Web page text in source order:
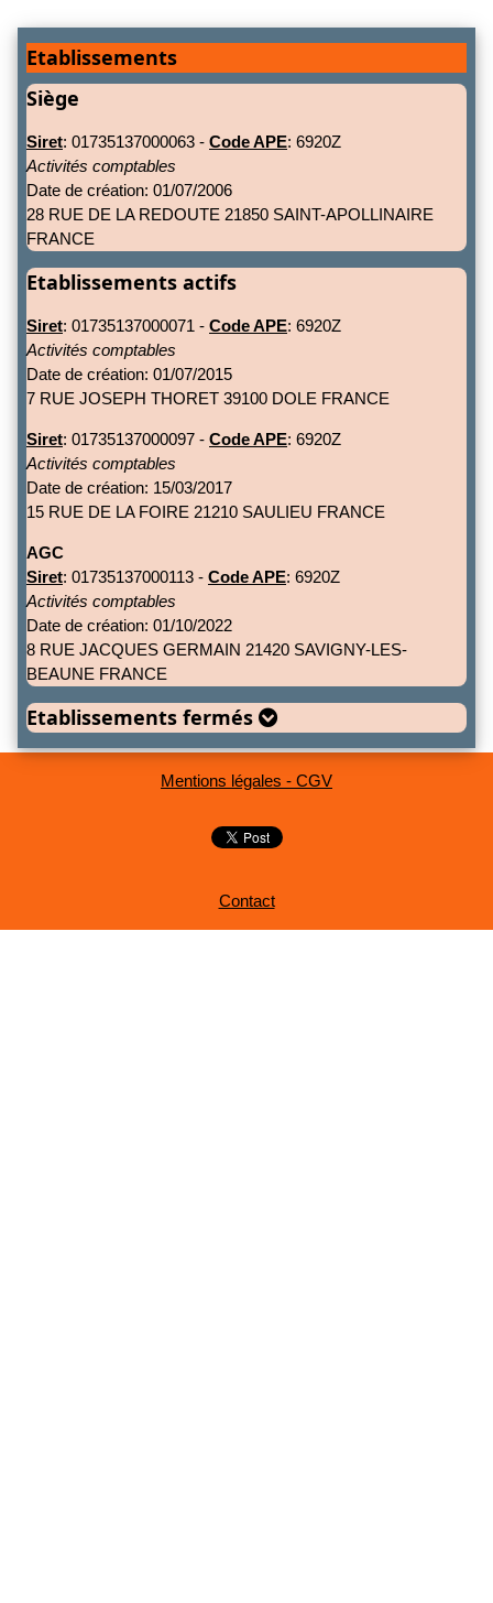
Etablissements
Siège
Siret: 01735137000063 - Code APE: 6920Z
Activités comptables
Date de création: 01/07/2006
28 RUE DE LA REDOUTE 21850 SAINT-APOLLINAIRE
FRANCE
Etablissements actifs
Siret: 01735137000071 - Code APE: 6920Z
Activités comptables
Date de création: 01/07/2015
7 RUE JOSEPH THORET 39100 DOLE FRANCE
Siret: 01735137000097 - Code APE: 6920Z
Activités comptables
Date de création: 15/03/2017
15 RUE DE LA FOIRE 21210 SAULIEU FRANCE
AGC
Siret: 01735137000113 - Code APE: 6920Z
Activités comptables
Date de création: 01/10/2022
8 RUE JACQUES GERMAIN 21420 SAVIGNY-LES-
BEAUNE FRANCE
Etablissements fermés
Mentions légales - CGV
Contact